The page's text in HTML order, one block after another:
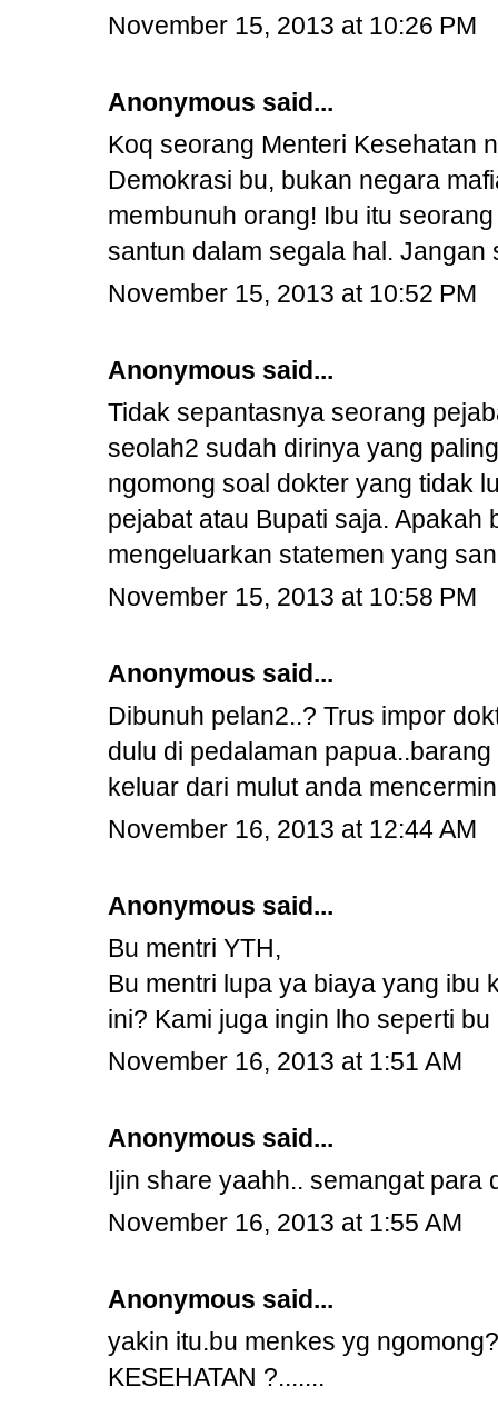
November 15, 2013 at 10:26 PM
Anonymous said...
Koq seorang Menteri Kesehatan
Demokrasi bu, bukan negara
membunuh orang! Ibu itu
santun dalam segala hal.
November 15, 2013 at 10:52 PM
Anonymous said...
Tidak sepantasnya seorang
seolah2 sudah dirinya yang
ngomong soal dokter yang tidak
pejabat atau Bupati saja.
mengeluarkan statemen yang
November 15, 2013 at 10:58 PM
Anonymous said...
Dibunuh pelan2..? Trus impor
dulu di pedalaman
keluar dari mulut anda
November 16, 2013 at 12:44 AM
Anonymous said...
Bu mentri YTH,
Bu mentri lupa ya biaya yang ibu
ini? Kami juga ingin lho seperti bu
November 16, 2013 at 1:51 AM
Anonymous said...
Ijin share yaahh.. semangat para
November 16, 2013 at 1:55 AM
Anonymous said...
yakin itu.bu menkes yg
KESEHATAN ?.......